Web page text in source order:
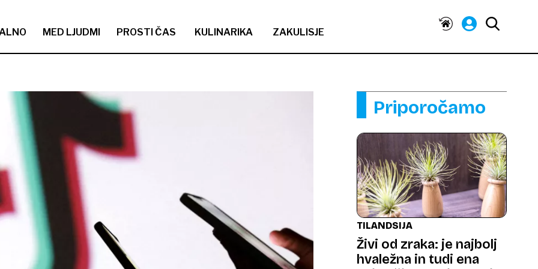
MED LJUDMI PROSTI ČAS KULINARIKA ZAKULISJE
Priporočamo
TILANDSIJA
Živi od zraka: je najbolj
hvaležna in tudi ena